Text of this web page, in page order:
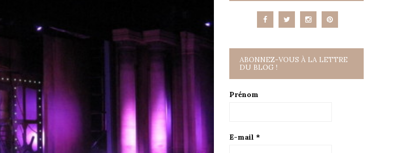
ABONNEZ-VOUS À LA LETTRE
DU BLOG !
Prénom
E-mail *